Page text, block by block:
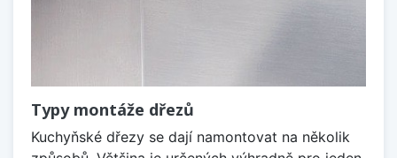
Typy montáže dřezů
Kuchyňské dřezy se dají namontovat na několik